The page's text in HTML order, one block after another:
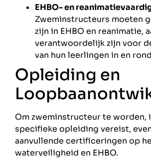
EHBO- en
Zweminstructeurs moeten
zijn in EHBO en reanimatie,
verantwoordelijk zijn voor
van hun leerlingen in en
Opleiding en
Om zweminstructeur te worden,
specifieke opleiding vereist,
aanvullende certificeringen op
waterveiligheid en EHBO.